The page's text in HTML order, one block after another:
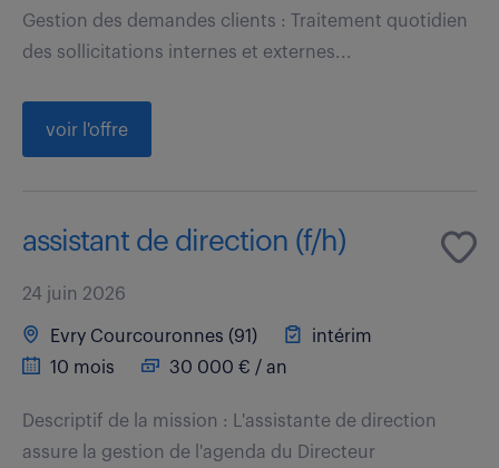
Gestion des demandes clients : Traitement quotidien
des sollicitations internes et externes...
voir l'offre
assistant de direction (f/h)
24 juin 2026
Evry Courcouronnes (91)
intérim
10 mois
30 000 € / an
Descriptif de la mission : L'assistante de direction
assure la gestion de l'agenda du Directeur